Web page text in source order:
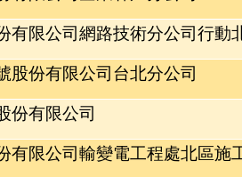
有限公司網路技術分公司行動
股份有限公司台北分公司
份有限公司
有限公司輸變電工程處北區施